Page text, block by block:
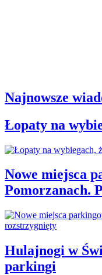
Najnowsze
Łopaty na
Nowe miejsca
Pomorzanach.
Hulajnogi w
parkingi